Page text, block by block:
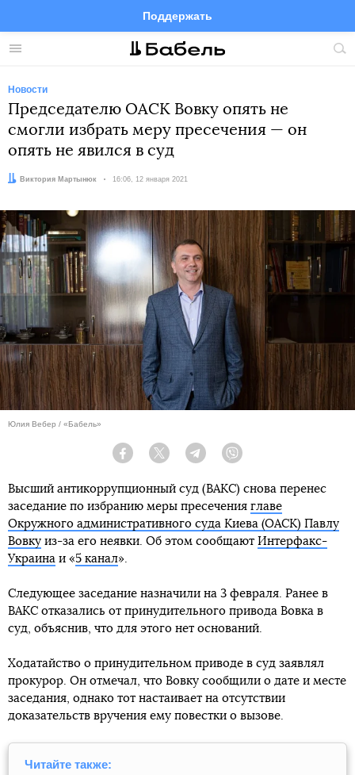
Меню
Поддержать
FacebookTelegramTwitter
Новости
Председателю ОАСК Вовку опять не
смогли избрать меру пресечения — он
опять не явился в суд
Автор:Виктория Мартынюк Дата:
16:06, 12 января 2021
Юлия Вебер / «Бабель»
Facebook Twitter Telegram
Высший антикоррупционный суд (ВАКС) снова перенес
заседание по избранию меры пресечения главе
Окружного административного суда Киева (ОАСК) Павлу
Вовку из-за его неявки. Об этом сообщают Интерфакс-
Украина и «5 канал».
Следующее заседание назначили на 3 февраля. Ранее в
ВАКС отказались от принудительного привода Вовка в
суд, объяснив, что для этого нет оснований.
Ходатайство о принудительном приводе в суд заявлял
прокурор. Он отмечал, что Вовку сообщили о дате и месте
заседания, однако тот настаивает на отсутствии
доказательств вручения ему повестки о вызове.
Читайте также: